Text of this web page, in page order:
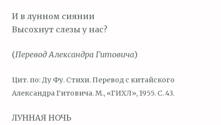
И в лунном сиянии
Высохнут слезы у нас?
(Перевод Александра Гитовича)
Цит. по: Ду Фу. Стихи. Перевод с китайского
Александра Гитовича. М., «ГИХЛ», 1955. С. 43.
ЛУННАЯ НОЧЬ